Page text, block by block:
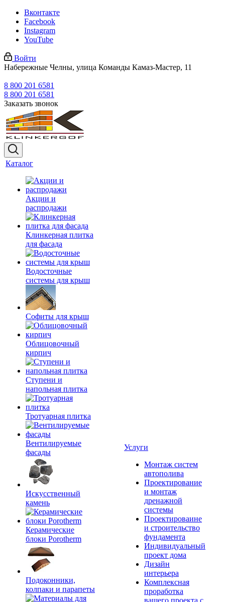
Вконтакте
Facebook
Instagram
YouTube
Войти
Набережные Челны, улица Команды Камаз-Мастер, 11
8 800 201 6581
8 800 201 6581
Заказать звонок
Каталог
Акции и
распродажи
Клинкерная плитка
для фасада
Водосточные
системы для крыш
Софиты для крыш
Облицовочный
кирпич
Ступени и
напольная плитка
Тротуарная плитка
Вентилируемые
фасады
Искусственный
камень
Керамические
блоки Porotherm
Подоконники,
колпаки и парапеты
Услуги
Монтаж систем
автополива
Проектирование
и монтаж
дренажной
системы
Проектироваине
и строительство
фундамента
Индивидуальный
проект дома
Дизайн
интерьера
Комплексная
проработка
вашего проекта с